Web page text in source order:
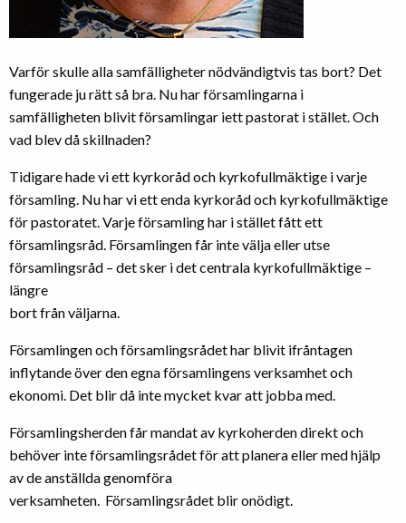
Varför skulle alla samfälligheter nödvändigtvis tas bort? Det
fungerade ju rätt så bra. Nu har församlingarna i
samfälligheten blivit församlingar iett pastorat i stället. Och
vad blev då skillnaden?
Tidigare hade vi ett kyrkoråd och kyrkofullmäktige i varje
församling. Nu har vi ett enda kyrkoråd och kyrkofullmäktige
för pastoratet. Varje församling har i stället fått ett
församlingsråd. Församlingen får inte välja eller utse
församlingsråd – det sker i det centrala kyrkofullmäktige –
längre
bort från väljarna.
Församlingen och församlingsrådet har blivit ifråntagen
inflytande över den egna församlingens verksamhet och
ekonomi. Det blir då inte mycket kvar att jobba med.
Församlingsherden får mandat av kyrkoherden direkt och
behöver inte församlingsrådet för att planera eller med hjälp
av de anställda genomföra
verksamheten. Församlingsrådet blir onödigt.